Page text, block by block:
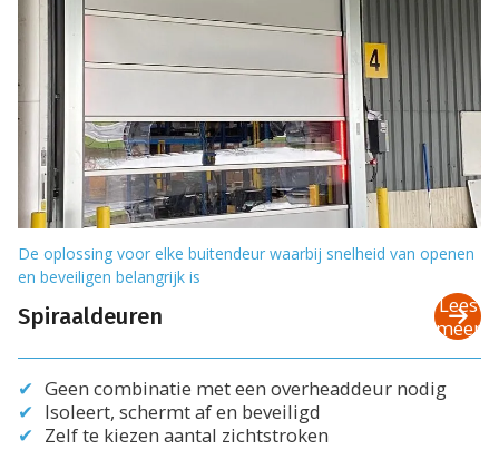
Spiraaldeuren
De oplossing voor elke buitendeur waarbij snelheid van openen
en beveiligen belangrijk is
Geen combinatie met een overheaddeur nodig
Isoleert, schermt af en beveiligd
Zelf te kiezen aantal zichtstroken
Lees
meer